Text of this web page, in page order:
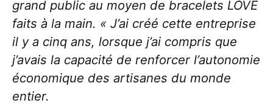
grand public au moyen de bracelets LOVE
faits à la main. « J’ai créé cette entreprise
il y a cinq ans, lorsque j’ai compris que
j’avais la capacité de renforcer l’autonomie
économique des artisanes du monde
entier.